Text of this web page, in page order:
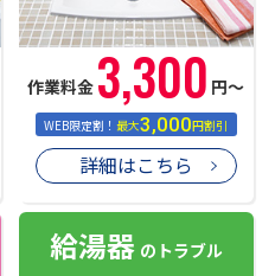
作業料金 3,300 円〜
WEB限定割！最大3,000円割引
詳細はこちら
給湯器 のトラブル